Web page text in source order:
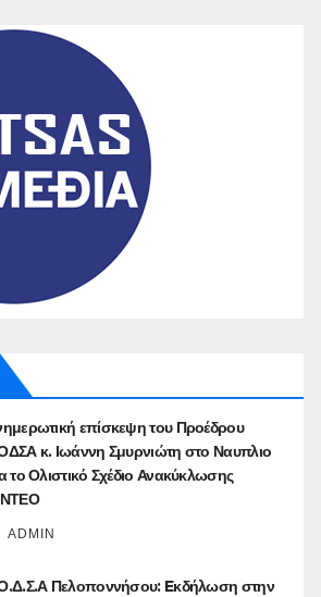
επίσκεψη του Προέδρου
κ. Ιωάννη Σμυρνιώτη στο Ναυπλιο
το Ολιστικό Σχέδιο Ανακύκλωσης
ADMIN
Πελοποννήσου: Eκδήλωση στην